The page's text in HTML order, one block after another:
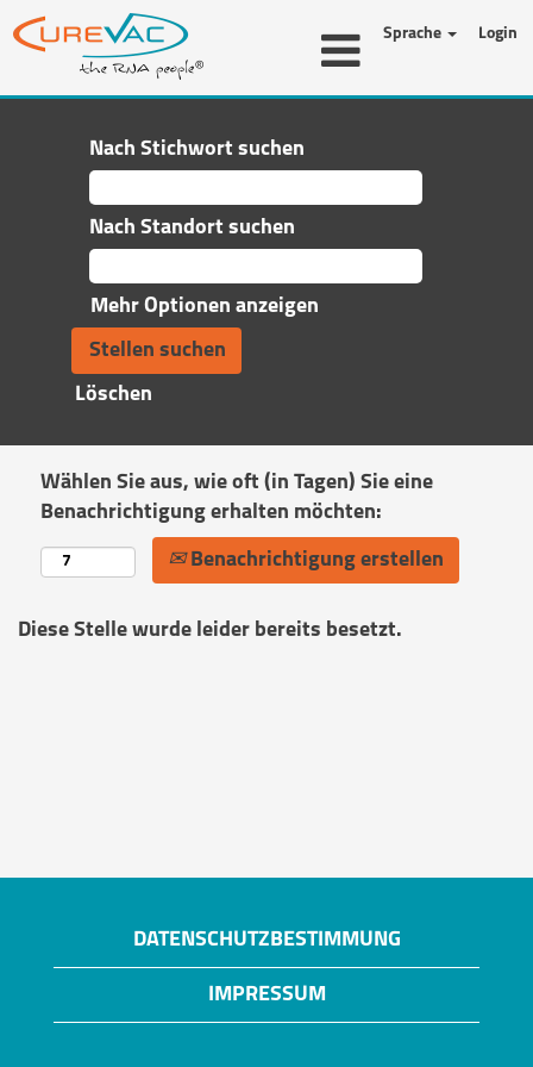
Sprache Login
Nach Stichwort suchen
Nach Standort suchen
Mehr Optionen anzeigen
Löschen
Wählen Sie aus, wie oft (in Tagen) Sie eine
Benachrichtigung erhalten möchten:
Benachrichtigung erstellen
Diese Stelle wurde leider bereits besetzt.
DATENSCHUTZBESTIMMUNG
IMPRESSUM